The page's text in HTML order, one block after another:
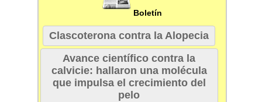
Boletín
Clascoterona contra la Alopecia
Avance científico contra la
calvicie: hallaron una molécula
que impulsa el crecimiento del
pelo